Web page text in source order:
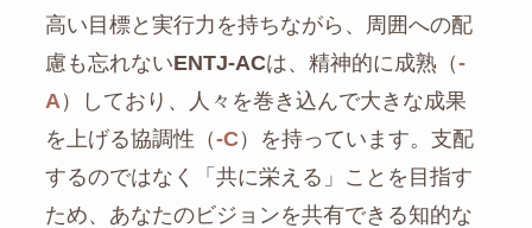
高い目標と実行力を持ちながら、周囲への配
慮も忘れないENTJ-ACは、精神的に成熟（-
A ）しており、人々を巻き込んで大きな成果
を上げる協調性（-C ）を持っています。支配
するのではなく「共に栄える」ことを目指す
ため、あなたのビジョンを共有できる知的な